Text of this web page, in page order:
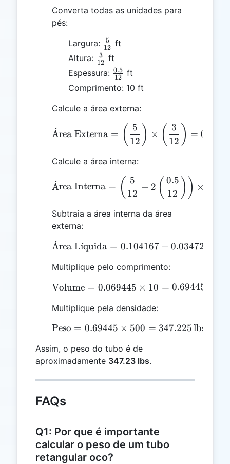
Converta todas as unidades para
pés:
Largura: \frac{5}
{12}
12
5
ft
Altura: \frac{3}
{12}
12
3
ft
Espessura: \frac{0.5}
{12}
12
0.5 ft
Comprimento: 10 ft
Calcule a área externa:
\text{Área Externa} =
A
ˊrea Externa = ( 12
5 ) × ( 12
3 ) =
Calcule a área interna:
\text{Área Interna} =
A
ˊrea Interna = ( 12
5
− 2 ( 12
0.5 )) ×
Subtraia a área interna da área
externa:
\text{Área Líquida} =
A
ˊrea Lı
ˊquida = 0.104167 − 0.034722
Multiplique pelo comprimento:
\text{Volume} =
Volume = 0.069445 × 10 = 0.69445
Multiplique pela densidade:
\text{Peso} = 0.69445
Peso = 0.69445 × 500 = 347.225lbs
Assim, o peso do tubo é de
aproximadamente 347.23 lbs.
FAQs
Q1: Por que é importante
calcular o peso de um tubo
retangular oco?